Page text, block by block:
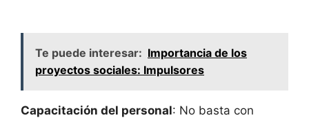
Te puede interesar: Importancia de los
proyectos sociales: Impulsores
Capacitación del personal: No basta con